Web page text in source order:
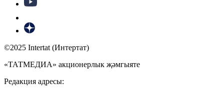
©2025 Intertat (Интертат)
«ТАТМЕДИА» акционерлык җәмгыяте
Редакция адресы: